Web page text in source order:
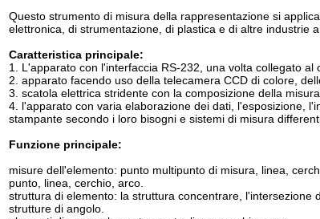
Questo strumento di misura della rappresentazione si
elettronica, di strumentazione, di plastica e di altre industrie
Caratteristica principale:
1. L'apparato con l'interfaccia RS-232, una volta collegato
2. apparato facendo uso della telecamera CCD di colore,
3. scatola elettrica stridente con la composizione della
4. l'apparato con varia elaborazione dei dati, l'esposizione,
stampante secondo i loro bisogni e sistemi di misura
Funzione principale:
misure dell'elemento: punto multipunto di misura, linea,
punto, linea, cerchio, arco.
struttura di elemento: la struttura concentrare,
strutture di angolo.